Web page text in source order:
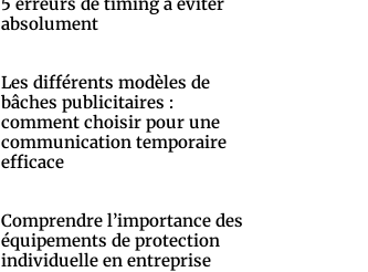
absolument
Les différents modèles de
bâches publicitaires :
comment choisir pour une
communication temporaire
efficace
Comprendre l’importance des
équipements de protection
individuelle en entreprise